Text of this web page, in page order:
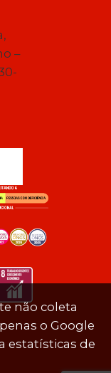
–
não coleta
o Google
estatísticas de